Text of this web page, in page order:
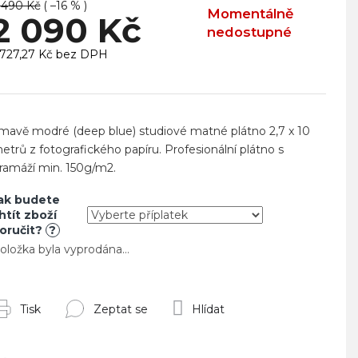
Kč ( –16 % )
090 Kč
Momentálně
nedostupné
Kčbez DPH
budete
zboží
?
byla vyprodána…
modré (deep blue) studiové matné plátno 2,7 x 10
z fotografického papíru. Profesionální plátno s
min. 150g/m2.
Tisk Zeptat se Hlídat